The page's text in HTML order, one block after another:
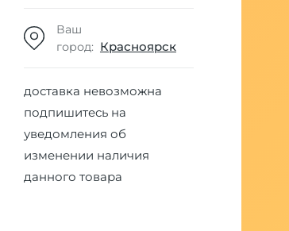
Ваш
город: Красноярск
доставка невозможна
подпишитесь на
уведомления об
изменении наличия
данного товара